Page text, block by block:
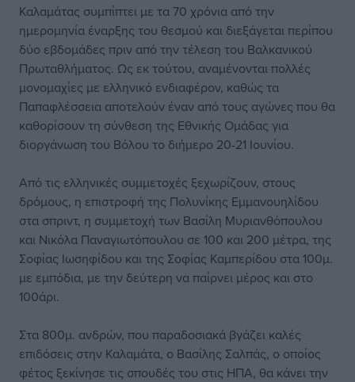
Καλαμάτας συμπίπτει με τα 70 χρόνια από την
ημερομηνία έναρξης του θεσμού και διεξάγεται περίπου
δύο εβδομάδες πριν από την τέλεση του Βαλκανικού
Πρωταθλήματος. Ως εκ τούτου, αναμένονται πολλές
μονομαχίες με ελληνικό ενδιαφέρον, καθώς τα
Παπαφλέσσεια αποτελούν έναν από τους αγώνες που θα
καθορίσουν τη σύνθεση της Εθνικής Ομάδας για
διοργάνωση του Βόλου το διήμερο 20-21 Ιουνίου.
Από τις ελληνικές συμμετοχές ξεχωρίζουν, στους
δρόμους, η επιστροφή της Πολυνίκης Εμμανουηλίδου
στα σπριντ, η συμμετοχή των Βασίλη Μυριανθόπουλου
και Νικόλα Παναγιωτόπουλου σε 100 και 200 μέτρα, της
Σοφίας Ιωσηφίδου και της Σοφίας Καμπερίδου στα 100μ.
με εμπόδια, με την δεύτερη να παίρνει μέρος και στο
100άρι.
Στα 800μ. ανδρών, που παραδοσιακά βγάζει καλές
επιδόσεις στην Καλαμάτα, ο Βασίλης Σαλπάς, ο οποίος
φέτος ξεκίνησε τις σπουδές του στις ΗΠΑ, θα κάνει την